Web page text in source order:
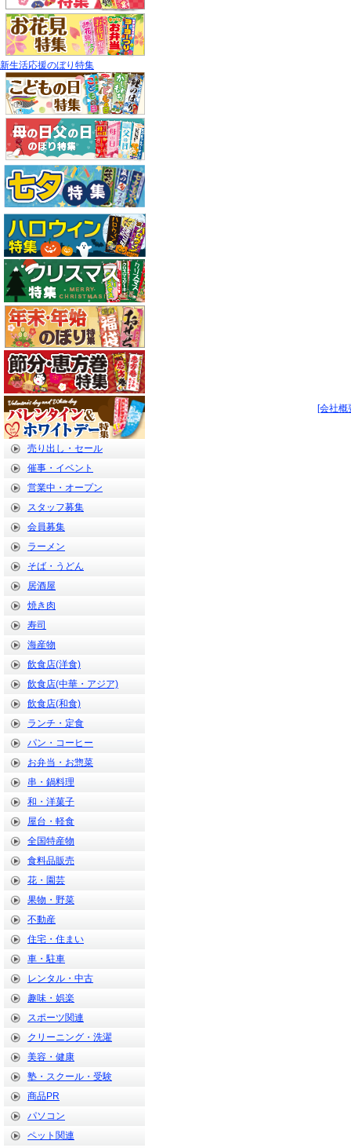
新生活応援のぼり特集
売り出し・セール
催事・イベント
営業中・オープン
スタッフ募集
会員募集
ラーメン
そば・うどん
居酒屋
焼き肉
寿司
海産物
飲食店(洋食)
飲食店(中華・アジア)
飲食店(和食)
ランチ・定食
パン・コーヒー
お弁当・お惣菜
串・鍋料理
和・洋菓子
屋台・軽食
全国特産物
食料品販売
花・園芸
果物・野菜
不動産
住宅・住まい
車・駐車
レンタル・中古
趣味・娯楽
スポーツ関連
クリーニング・洗濯
美容・健康
塾・スクール・受験
商品PR
パソコン
ペット関連
[会社概